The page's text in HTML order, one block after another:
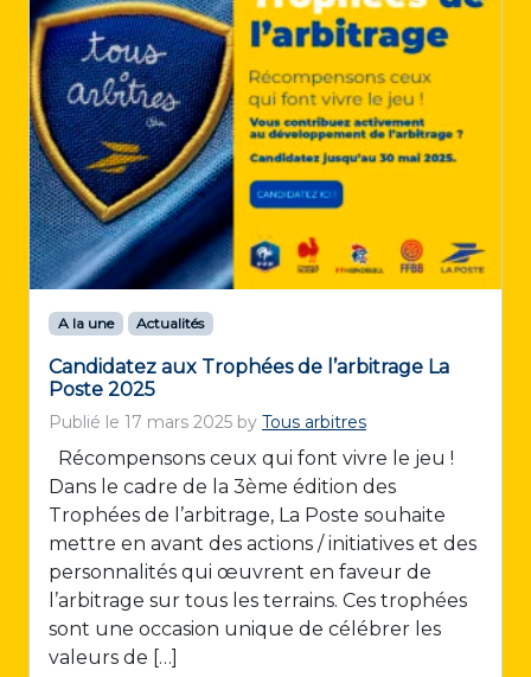
A la une Actualités
Candidatez aux Trophées de l’arbitrage La
Poste 2025
Publié le 17 mars 2025 by Tous arbitres
Récompensons ceux qui font vivre le jeu !
Dans le cadre de la 3ème édition des
Trophées de l’arbitrage, La Poste souhaite
mettre en avant des actions / initiatives et des
personnalités qui œuvrent en faveur de
l’arbitrage sur tous les terrains. Ces trophées
sont une occasion unique de célébrer les
valeurs de […]